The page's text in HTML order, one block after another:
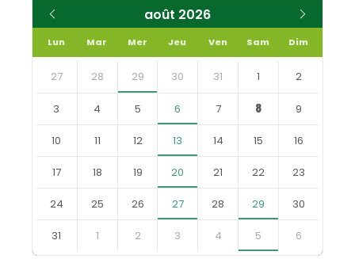
août 2026
précédent
Lun Mar Mer Jeu Ven Sam Dim
Skip
calendar
27 28 29 30 31 1 2
3 4 5 6 7 8 9
10 11 12 13 14 15 16
17 18 19 20 21 22 23
24 25 26 27 28 29 30
31 1 2 3 4 5 6